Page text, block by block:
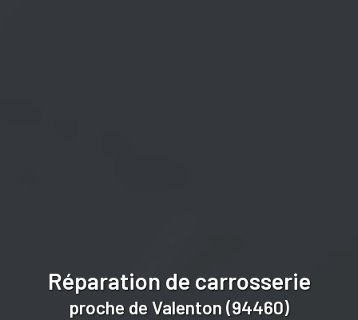
Réparation de carrosserie
proche de Valenton (94460)